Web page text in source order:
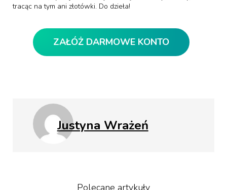
tracąc na tym ani złotówki. Do dzieła!
ZAŁÓŻ DARMOWE KONTO
Justyna Wrażeń
Polecane artykuły